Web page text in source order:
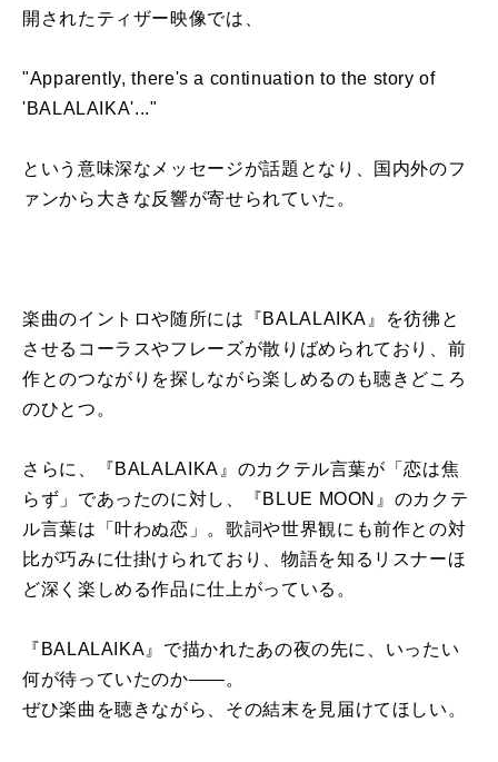
開されたティザー映像では、
"Apparently, there's a continuation to the story of
'BALALAIKA'..."
という意味深なメッセージが話題となり、国内外のフ
ァンから大きな反響が寄せられていた。
楽曲のイントロや随所には『BALALAIKA』を彷彿と
させるコーラスやフレーズが散りばめられており、前
作とのつながりを探しながら楽しめるのも聴きどころ
のひとつ。
さらに、『BALALAIKA』のカクテル言葉が「恋は焦
らず」であったのに対し、『BLUE MOON』のカクテ
ル言葉は「叶わぬ恋」。歌詞や世界観にも前作との対
比が巧みに仕掛けられており、物語を知るリスナーほ
ど深く楽しめる作品に仕上がっている。
『BALALAIKA』で描かれたあの夜の先に、いったい
何が待っていたのか――。
ぜひ楽曲を聴きながら、その結末を見届けてほしい。